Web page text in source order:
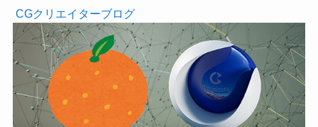
CGクリエイターブログ